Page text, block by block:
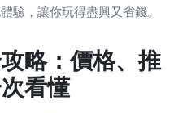
驗，讓你玩得盡興又省錢。
略：價格、推
看懂